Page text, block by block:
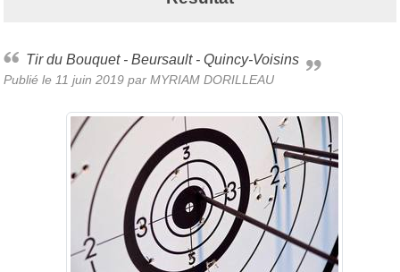
Tir du Bouquet - Beursault - Quincy-Voisins
Publié le 11 juin 2019 par MYRIAM DORILLEAU